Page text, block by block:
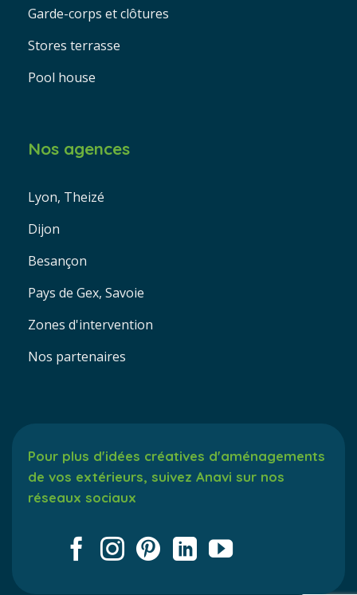
Garde-corps et clôtures
Stores terrasse
Pool house
Nos agences
Lyon, Theizé
Dijon
Besançon
Pays de Gex, Savoie
Zones d'intervention
Nos partenaires
Pour plus d'idées créatives d'aménagements
de vos extérieurs, suivez Anavi sur nos
réseaux sociaux